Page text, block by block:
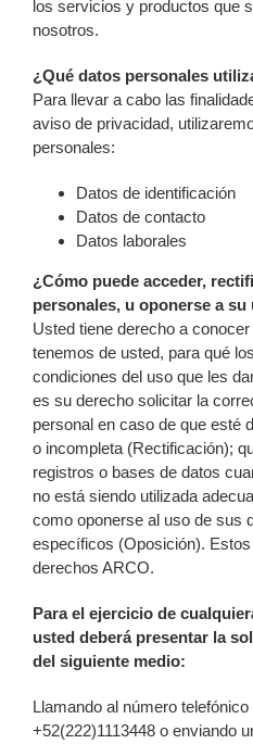
los servicios y productos que
nosotros.
¿Qué datos personales
Para llevar a cabo las
aviso de privacidad,
personales:
Datos de identificación
Datos de contacto
Datos laborales
¿Cómo puede acceder,
personales, u oponerse a su
Usted tiene derecho a
tenemos de usted, para qué
condiciones del uso que les
es su derecho solicitar la
personal en caso de que esté
o incompleta (Rectificación);
registros o bases de datos
no está siendo utilizada
como oponerse al uso de sus
específicos (Oposición).
derechos ARCO.
Para el ejercicio de
usted deberá presentar la
del siguiente medio:
Llamando al número
+52(222)1113448 o enviando